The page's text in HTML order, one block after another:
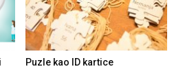
Puzle kao ID kartice